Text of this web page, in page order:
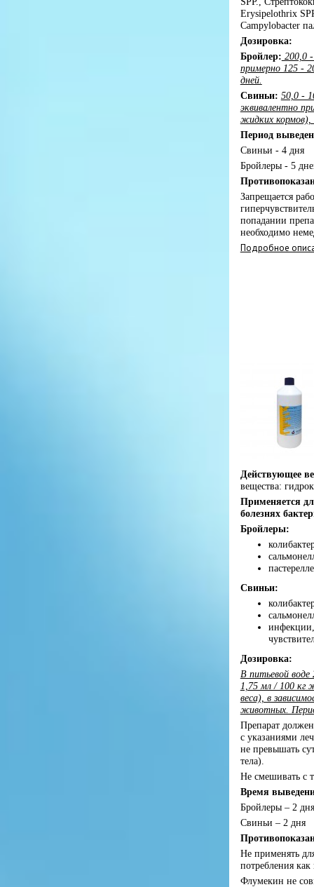
Erysipelothrix
Campylobacter
Дозировка:
Бройлер: 200,0
примерно 125 -
дней.
Свиньи: 50,0 -
эквивалентно
жидких кормов),
Период
Свиньи - 4 дня
Бройлеры - 5
Запрещается
попадании
необходимо
Подробное
Действующее
вещества:
Применяется
болезнях
Бройлеры:
Свиньи:
Дозировка:
В питьевой воде
1,75 мл / 100 кг
веса), в
животных.
Препарат
с указаниями
не превышать
тела).
Не смешивать с
Время
Бройлеры – 2 дня
Свиньи – 2 дня
Не применять
потребления как
Флумекин не